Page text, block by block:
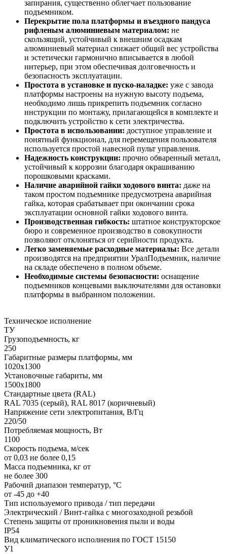
запирания, существенно облегчает пользование
подъемником.
Перекрытие пола платформы и въездного пандуса
рифленым алюминиевым материалом: не
скользящий, устойчивый к внешним осадкам
алюминиевый материал снижает общий вес устройства
и эстетически гармонично вписывается в любой
интерьер, при этом обеспечивая долговечность и
безопасность эксплуатации.
Простота в установке и пуско-наладке: уже с завода
платформы настроены на нужную высоту подъема,
необходимо лишь прикрепить подъемник согласно
инструкции по монтажу, прилагающейся в комплекте и
подключить устройство к сети электричества.
Простота в использовании: доступное управление и
понятный функционал, для перемещения пользователя
используется простой навесной пульт управления.
Надежность конструкции: прочно обваренный металл,
устойчивый к коррозии благодаря окрашиванию
порошковыми красками.
Наличие аварийной гайки ходового винта: даже на
таком простом подъемнике предусмотрена аварийная
гайка, которая срабатывает при окончании срока
эксплуатации основной гайки ходового винта.
Производственная гибкость: штатное конструкторское
бюро и современное производство в совокупности
позволяют отклоняться от серийности продукта.
Легко заменяемые расходные материалы: Все детали
производятся на предприятии УралПодъемник, наличие
на складе обеспечено в полном объеме.
Необходимые системы безопасности: оснащение
подъемников концевыми выключателями для остановки
платформы в выбранном положении.
Техническое исполнение
ТУ
Грузоподъемность, кг
250
Габаритные размеры платформы, мм
1020х1300
Установочные габариты, мм
1500х1800
Стандартные цвета (RAL)
RAL 7035 (серый), RAL 8017 (коричневый)
Напряжение сети электропитания, В/Гц
220/50
Потребляемая мощность, Вт
1100
Скорость подъема, м/сек
от 0,03 не более 0,15
Масса подъемника, кг от
не более 300
Рабочий диапазон температур, °C
от -45 до +40
Тип используемого привода / тип передачи
Электрический / Винт-гайка с многозаходной резьбой
Степень защиты от проникновения пыли и воды
IP54
Вид климатического исполнения по ГОСТ 15150
У1